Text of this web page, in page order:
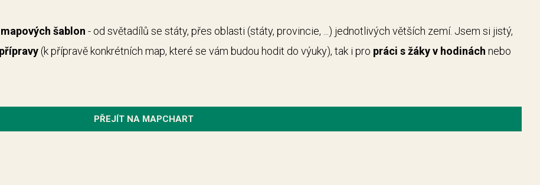
šablon - od světadílů se státy, přes oblasti (státy, provincie, ...) jednotlivých větších zemí. Jsem si jistý,
(k přípravě konkrétních map, které se vám budou hodit do výuky), tak i pro práci s žáky v hodinách nebo
PŘEJÍT NA MAPCHART